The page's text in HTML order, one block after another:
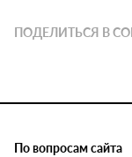
ПОДЕЛИТЬСЯ В
По вопросам сайта